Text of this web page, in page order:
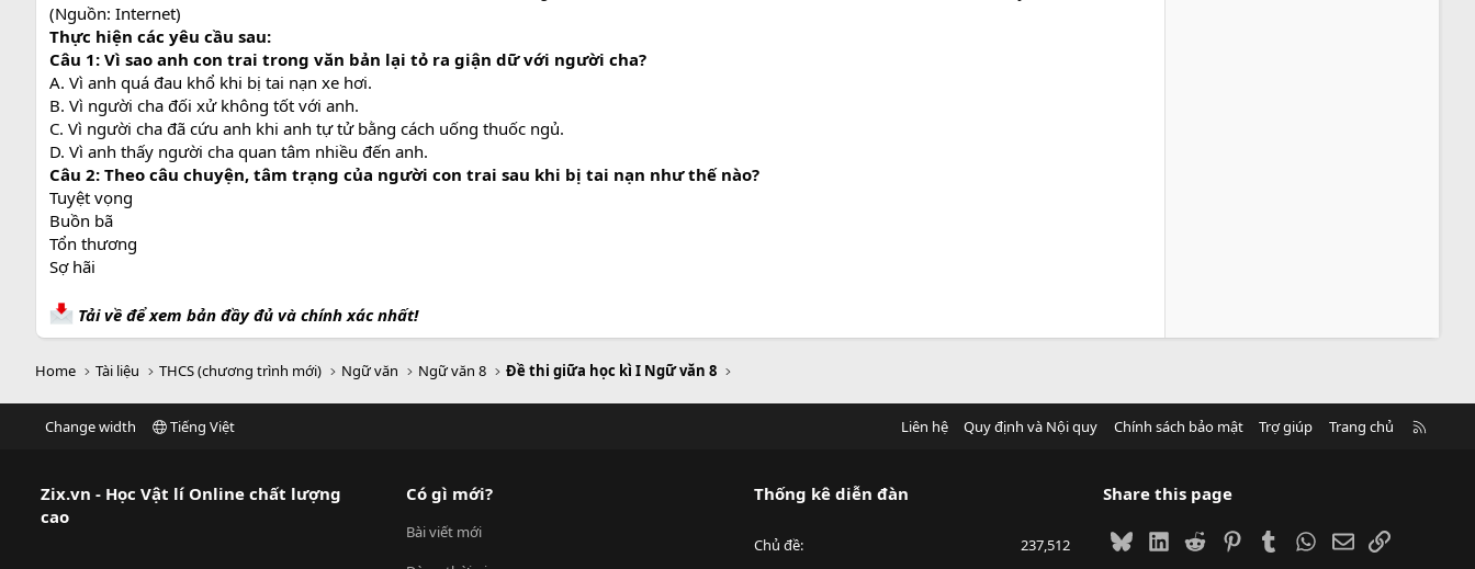
(Nguồn: Internet)
Thực hiện các yêu cầu sau:
Câu 1: Vì sao anh con trai trong văn bản lại tỏ ra giận dữ với người cha?
A. Vì anh quá đau khổ khi bị tai nạn xe hơi.
B. Vì người cha đối xử không tốt với anh.
C. Vì người cha đã cứu anh khi anh tự tử bằng cách uống thuốc ngủ.
D. Vì anh thấy người cha quan tâm nhiều đến anh.
Câu 2: Theo câu chuyện, tâm trạng của người con trai sau khi bị tai nạn như thế nào?
Tuyệt vọng
Buồn bã
Tổn thương
Sợ hãi
Tải về để xem bản đầy đủ và chính xác nhất!
Home Tài liệu THCS (chương trình mới) Ngữ văn Ngữ văn 8 Đề thi giữa học kì I Ngữ văn 8
Change width Tiếng Việt Liên hệ Quy định và Nội quy Chính sách bảo mật Trợ giúp Trang chủ
Zix.vn - Học Vật lí Online chất lượng
cao
Có gì mới?
Bài viết mới
Thống kê diễn đàn
Chủ đề 237,512
Share this page
BlueskyLinkedIn
Reddit PinterestTumblrWhatsApp
EmailLink